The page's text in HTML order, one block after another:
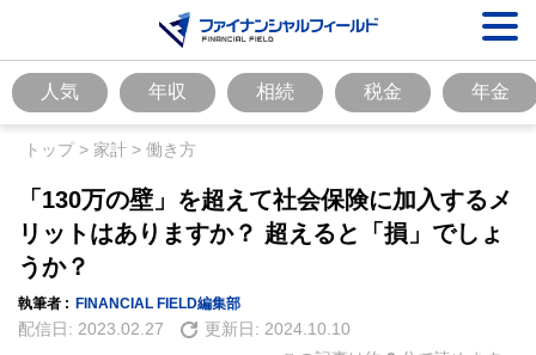
人気 年収 相続 税金 年金
トップ> 家計 > 働き方
「130万の壁」を超えて社会保険に加入するメ
リットはありますか？ 超えると「損」でしょ
うか？
執筆者 : FINANCIAL FIELD編集部
配信日: 2023.02.27 更新日: 2024.10.10